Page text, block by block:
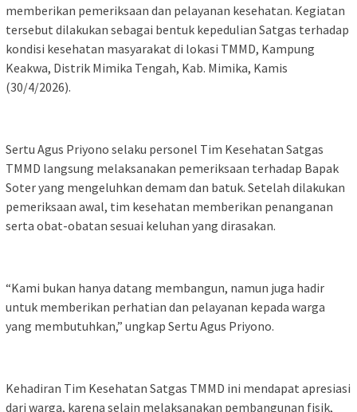
memberikan pemeriksaan dan pelayanan kesehatan. Kegiatan
tersebut dilakukan sebagai bentuk kepedulian Satgas terhadap
kondisi kesehatan masyarakat di lokasi TMMD, Kampung
Keakwa, Distrik Mimika Tengah, Kab. Mimika, Kamis
(30/4/2026).
Sertu Agus Priyono selaku personel Tim Kesehatan Satgas
TMMD langsung melaksanakan pemeriksaan terhadap Bapak
Soter yang mengeluhkan demam dan batuk. Setelah dilakukan
pemeriksaan awal, tim kesehatan memberikan penanganan
serta obat-obatan sesuai keluhan yang dirasakan.
“Kami bukan hanya datang membangun, namun juga hadir
untuk memberikan perhatian dan pelayanan kepada warga
yang membutuhkan,” ungkap Sertu Agus Priyono.
Kehadiran Tim Kesehatan Satgas TMMD ini mendapat apresiasi
dari warga, karena selain melaksanakan pembangunan fisik,